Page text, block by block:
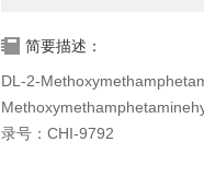
简要描述：
DL-2-
录号：CHI-9792